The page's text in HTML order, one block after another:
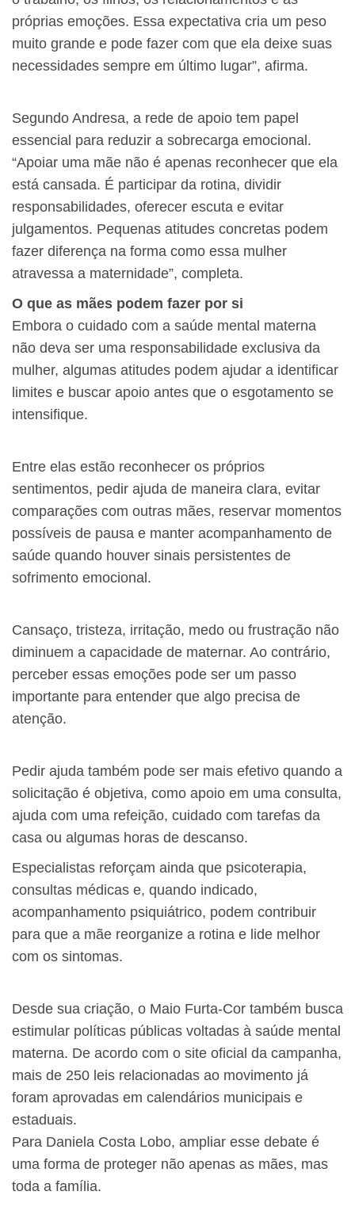
próprias emoções. Essa expectativa cria um peso
muito grande e pode fazer com que ela deixe suas
necessidades sempre em último lugar”, afirma.
Segundo Andresa, a rede de apoio tem papel
essencial para reduzir a sobrecarga emocional.
“Apoiar uma mãe não é apenas reconhecer que ela
está cansada. É participar da rotina, dividir
responsabilidades, oferecer escuta e evitar
julgamentos. Pequenas atitudes concretas podem
fazer diferença na forma como essa mulher
atravessa a maternidade”, completa.
O que as mães podem fazer por si
Embora o cuidado com a saúde mental materna
não deva ser uma responsabilidade exclusiva da
mulher, algumas atitudes podem ajudar a identificar
limites e buscar apoio antes que o esgotamento se
intensifique.
Entre elas estão reconhecer os próprios
sentimentos, pedir ajuda de maneira clara, evitar
comparações com outras mães, reservar momentos
possíveis de pausa e manter acompanhamento de
saúde quando houver sinais persistentes de
sofrimento emocional.
Cansaço, tristeza, irritação, medo ou frustração não
diminuem a capacidade de maternar. Ao contrário,
perceber essas emoções pode ser um passo
importante para entender que algo precisa de
atenção.
Pedir ajuda também pode ser mais efetivo quando a
solicitação é objetiva, como apoio em uma consulta,
ajuda com uma refeição, cuidado com tarefas da
casa ou algumas horas de descanso.
Especialistas reforçam ainda que psicoterapia,
consultas médicas e, quando indicado,
acompanhamento psiquiátrico, podem contribuir
para que a mãe reorganize a rotina e lide melhor
com os sintomas.
Desde sua criação, o Maio Furta-Cor também busca
estimular políticas públicas voltadas à saúde mental
materna. De acordo com o site oficial da campanha,
mais de 250 leis relacionadas ao movimento já
foram aprovadas em calendários municipais e
estaduais.
Para Daniela Costa Lobo, ampliar esse debate é
uma forma de proteger não apenas as mães, mas
toda a família.